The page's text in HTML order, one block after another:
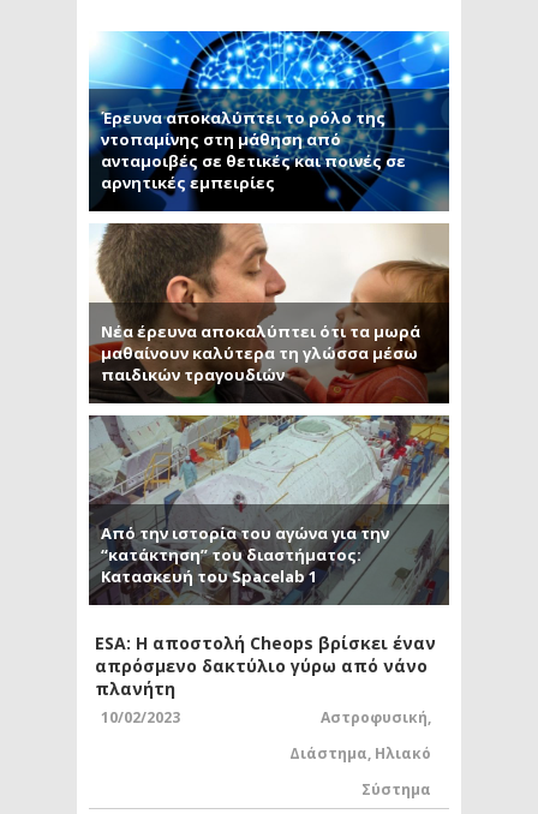
Έρευνα αποκαλύπτει το ρόλο της
ντοπαμίνης στη μάθηση από
ανταμοιβές σε θετικές και ποινές σε
αρνητικές εμπειρίες
Νέα έρευνα αποκαλύπτει ότι τα μωρά
μαθαίνουν καλύτερα τη γλώσσα μέσω
παιδικών τραγουδιών
Από την ιστορία του αγώνα για την
“κατάκτηση” του διαστήματος:
Κατασκευή του Spacelab 1
ESA: Η αποστολή Cheops βρίσκει έναν
απρόσμενο δακτύλιο γύρω από νάνο
πλανήτη
10/02/2023 Αστροφυσική,
Διάστημα, Ηλιακό
Σύστημα